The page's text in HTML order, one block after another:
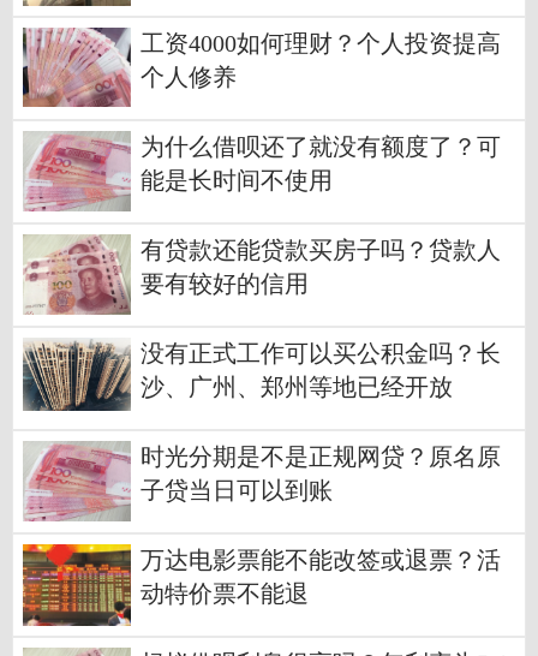
工资4000如何理财？个人投资提高
个人修养
为什么借呗还了就没有额度了？可
能是长时间不使用
有贷款还能贷款买房子吗？贷款人
要有较好的信用
没有正式工作可以买公积金吗？长
沙、广州、郑州等地已经开放
时光分期是不是正规网贷？原名原
子贷当日可以到账
万达电影票能不能改签或退票？活
动特价票不能退